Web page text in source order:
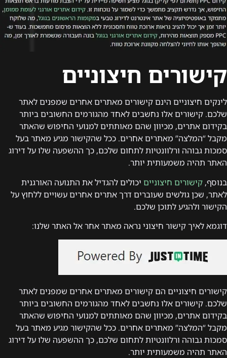
קישורים חיצוניים
לינקים חיצוניים הינם קישורים מאתרים אחרים שמפנים לאתר
שלכם. קישורים אלו נחשבים לאחד מהגורמים החשובים ביותר
בקידום אתרים, מכיוון שהם מאותתים למנועי החיפוש שהאתר
מקבל “המלצה” מאתרים אחרים. ככל שהקישור מגיע מאתר בעל
סמכות גבוהה ורלוונטיות לתחום שלכם, כך ההשפעה שלו על דירוג
האתר תהיה משמעותית יותר.
בנוסף, קישורים חיצוניים יכולים להגדיל את התנועה האורגנית
לאתר, שכן גולשים שעוברים דרך אתרים אחרים עשויים ללחוץ על
הקישור ולהגיע לתוכן שלכם.
דוגמא לאיך קישור חיצוני נראה מאתר אחר אל האתר שלנו:
קישורים חיצוניים הם קישורים מאתרים אחרים שמפנים לאתר
שלכם. קישורים אלו נחשבים לאחד מהגורמים החשובים ביותר
בקידום אתרים, מכיוון שהם מאותתים למנועי החיפוש שהאתר
מקבל “המלצה” מאתרים אחרים. ככל שהקישור מגיע מאתר בעל
סמכות גבוהה ורלוונטיות לתחום שלכם, כך ההשפעה שלו על דירוג
האתר תהיה משמעותית יותר.